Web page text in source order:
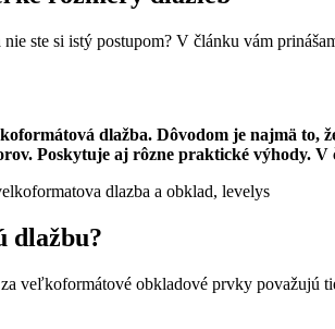
ste si istý postupom? V článku vám
dlažba. Dôvodom je najmä
Poskytuje aj rôzne praktické výhody.
dlažbu?
veľkoformátové obkladové prvky považujú